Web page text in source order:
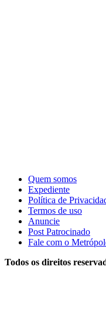
Quem somos
Expediente
Política de
Termos de uso
Anuncie
Post Patrocinado
Fale com o
Todos os direitos